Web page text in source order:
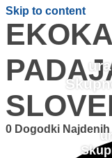
Skip to content
0 Dogodki Najdenih